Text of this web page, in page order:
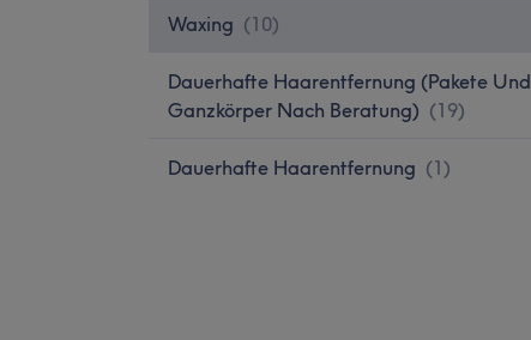
Waxing (10)
Dauerhafte Haarentfernung (Pakete Und
Ganzkörper Nach Beratung) (19)
Dauerhafte Haarentfernung (1)